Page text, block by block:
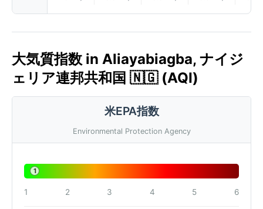
大気質指数 in Aliayabiagba, ナイジ
ェリア連邦共和国 🇳🇬 (AQI)
米EPA指数
Environmental Protection Agency
1
1 2 3 4 5 6